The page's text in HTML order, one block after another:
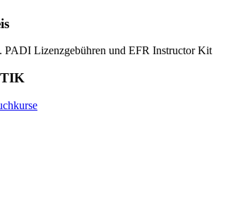
PADI Lizenzgebühren und EFR Instructor Kit